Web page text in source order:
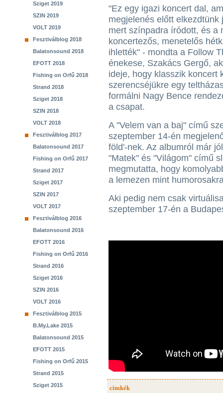
Sziget 2019
SZIN 2019
VOLT 2019
Fesztiválblog 2018
Balatonsound 2018
EFOTT 2018
Fishing on Orfű 2018
Strand 2018
Sziget 2018
SZIN 2018
VOLT 2018
Fesztiválblog 2017
Balatonsound 2017
Fishing on Orfű 2017
Strand 2017
Sziget 2017
SZIN 2017
VOLT 2017
Fesztiválblog 2016
Balatonsound 2016
EFOTT 2016
Fishing on Orfű 2016
Strand 2016
Sziget 2016
SZIN 2016
VOLT 2016
Fesztiválblog 2015
B.My.Lake 2015
Balatonsound 2015
EFOTT 2015
Fishing on Orfű 2015
Strand 2015
Sziget 2015
"Ez egy igazi koncert dal,
megjelenés előtt elkezdtünk
mert színpadra íródott, és a
koncertezős, menetelős
ihlették" - mondta a Follow
énekese, Szakács Gergő,
ideje, hogy klasszik koncert
szerencséjükre egy
formálni Nagy Bence
a csapat.
A "Velem van a baj" című
szeptember 14-én
föld'-nek. Az albumról már
"Matek" és "Világom" című
megmutatta, hogy
a lemezen mint
Aki pedig nem csak
szeptember 17-én a
cimkék